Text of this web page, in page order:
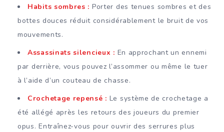
Habits sombres : Porter des tenues sombres et des
bottes douces réduit considérablement le bruit de vos
mouvements.
Assassinats silencieux : En approchant un ennemi
par derrière, vous pouvez l’assommer ou même le tuer
à l’aide d’un couteau de chasse.
Crochetage repensé : Le système de crochetage a
été allégé après les retours des joueurs du premier
opus. Entraînez-vous pour ouvrir des serrures plus